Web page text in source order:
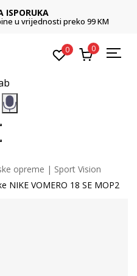
ISPORUKA
u vrijednosti preko 99 KM
0 0
opreme | Sport Vision
NIKE VOMERO 18 SE MOP2